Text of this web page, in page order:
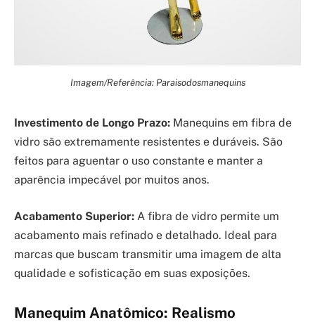
Imagem/Referência: Paraisodosmanequins
Investimento de Longo Prazo: Manequins em fibra de
vidro são extremamente resistentes e duráveis. São
feitos para aguentar o uso constante e manter a
aparência impecável por muitos anos.
Acabamento Superior: A fibra de vidro permite um
acabamento mais refinado e detalhado. Ideal para
marcas que buscam transmitir uma imagem de alta
qualidade e sofisticação em suas exposições.
Manequim Anatômico: Realismo